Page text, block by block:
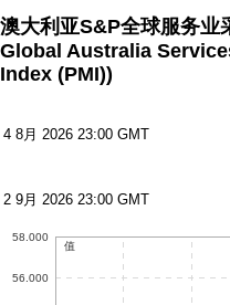
澳大利亚S&P全球服务业
Global Australia
Index (PMI))
4 8月 2026 23:00 GMT
2 9月 2026 23:00 GMT